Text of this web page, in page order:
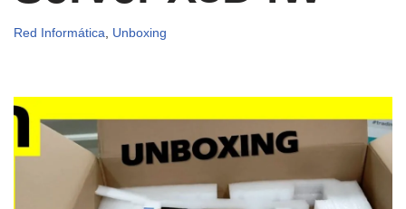
Red Informática Unboxing